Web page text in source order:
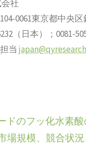
会社
0061東京都中央区
（日本）；0081-
当
ドのフッ化水素
場規模、競合状況